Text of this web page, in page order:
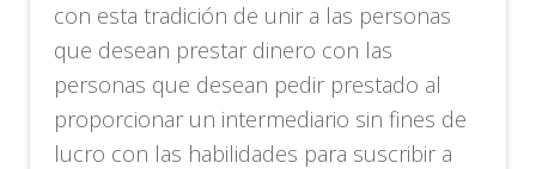
con esta tradición de unir a las personas
que desean prestar dinero con las
personas que desean pedir prestado al
proporcionar un intermediario sin fines de
lucro con las habilidades para suscribir a